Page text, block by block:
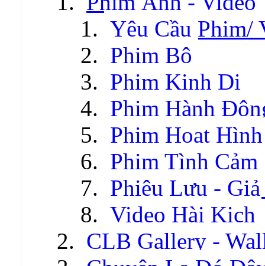
Yêu Cầu Phim/
Phim Bộ
Phim Kinh Dị
Phim Hành
Phim Hoạt Hình
Phim Tình Cảm
Phiêu Lưu -
Video Hài Kịch
CLB Gallery -